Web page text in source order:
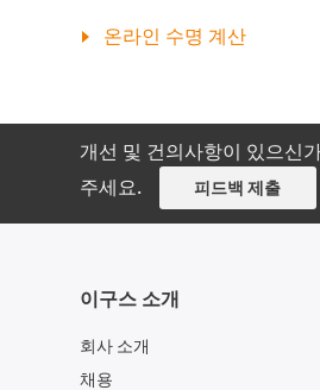
온라인 수명 계산
개선 및 건의사항이 있으신
주세요.
피드백 제출
이구스 소개
회사 소개
채용